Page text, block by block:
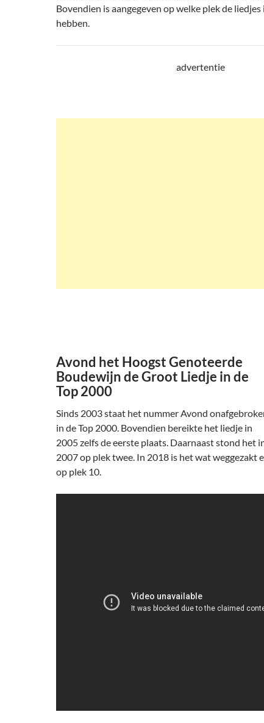
Bovendien is aangegeven op welke plek de liedjes
hebben.
advertentie
Avond het Hoogst Genoteerde
Boudewijn de Groot Liedje in de
Top 2000
Sinds 2003 staat het nummer Avond
in de Top 2000. Bovendien bereikte het liedje in
2005 zelfs de eerste plaats. Daarnaast stond het
2007 op plek twee. In 2018 is het wat weggezakt
op plek 10.